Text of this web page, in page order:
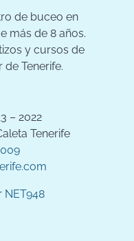
de buceo en
más de 8 años.
y cursos de
de Tenerife.
– 2022
Tenerife
NET948